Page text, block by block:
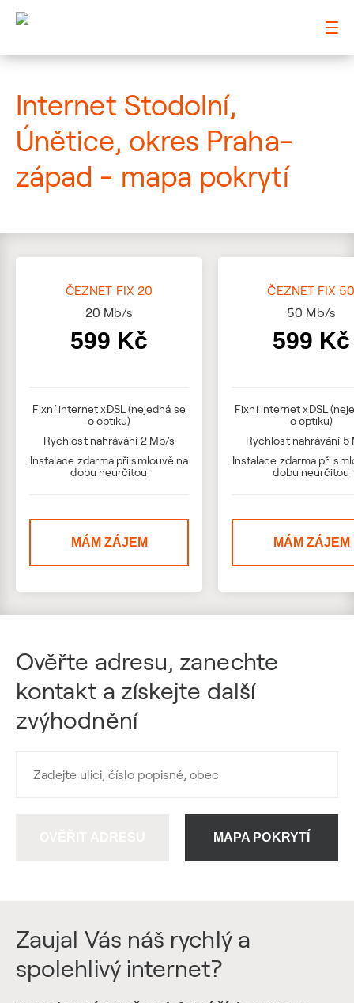
Internet Stodolní,
Únětice, okres Praha-
západ - mapa pokrytí
ČEZNET FIX 20
20 Mb/s
599 Kč
Fixní internet xDSL (nejedná se
o optiku)
Rychlost nahrávání 2 Mb/s
Instalace zdarma při smlouvě na
dobu neurčitou
MÁM ZÁJEM
ČEZNET FIX
50 Mb/s
599 Kč
Fixní internet xDSL
o optiku)
Rychlost nahrávání 5
Instalace zdarma při
dobu neurčitou
MÁM ZÁJEM
Ověřte adresu, zanechte
kontakt a získejte další
zvýhodnění
MAPA POKRYTÍ
Zaujal Vás náš rychlý a
spolehlivý internet?
: Mapa pokrytí ulice